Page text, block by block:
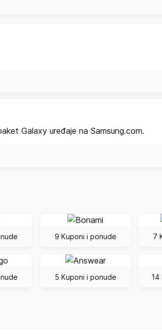
Galaxy uređaje na Samsung.com.
9 Kuponi i ponude 7
5 Kuponi i ponude 14